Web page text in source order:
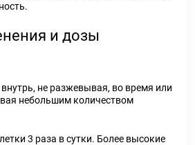
и дозы
не разжевывая, во время или
небольшим количеством
3 раза в сутки. Более высокие